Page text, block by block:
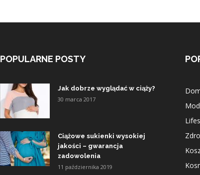
POPULARNE POSTY
Jak dobrze wyglądać w ciąży?
30 marca 2017
Ciążowe sukienki wysokiej
jakości – gwarancja
zadowolenia
11 października 2019